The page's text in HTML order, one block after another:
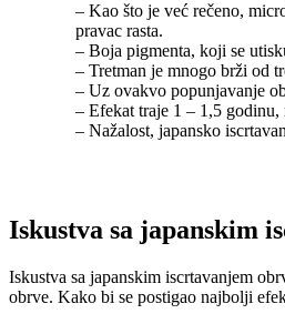
– Kao što je već rečeno,
pravac rasta.
– Boja pigmenta, koji se
– Tretman je mnogo brži od
– Uz ovakvo popunjavanje
– Efekat traje 1 – 1,5
– Nažalost, japansko
Iskustva sa japanskim
Iskustva sa japanskim iscrtavanjem
obrve. Kako bi se postigao najbolji